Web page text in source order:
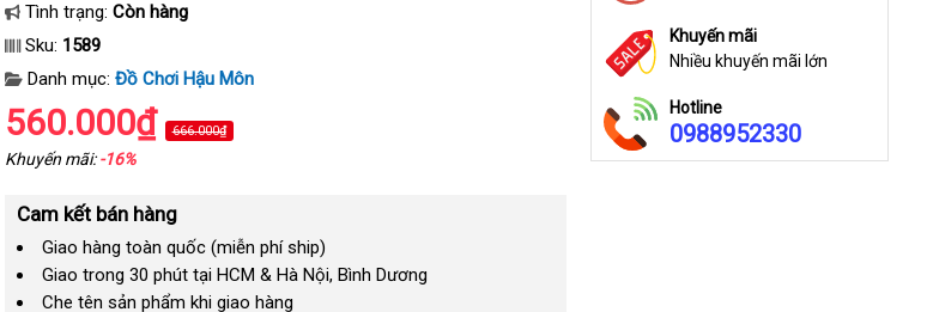
Tình trạng: Còn hàng
Sku: 1589
Danh mục: Đồ Chơi Hậu Môn
560.000₫ 666.000₫
Khuyến mãi:-16%
Cam kết bán hàng
Giao hàng toàn quốc (miễn phí ship)
Giao trong 30 phút tại HCM & Hà Nội, Bình Dương
Che tên sản phẩm khi giao hàng
Khuyến mãi
Nhiều khuyến mãi lớn
Hotline
0988952330